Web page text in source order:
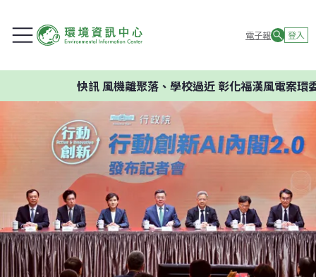
電子報 登入
風機離聚落、學校過近 彰化福漢風電案環委建議